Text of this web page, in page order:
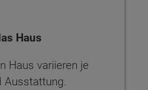
Haus
Haus variieren je
Ausstattung.